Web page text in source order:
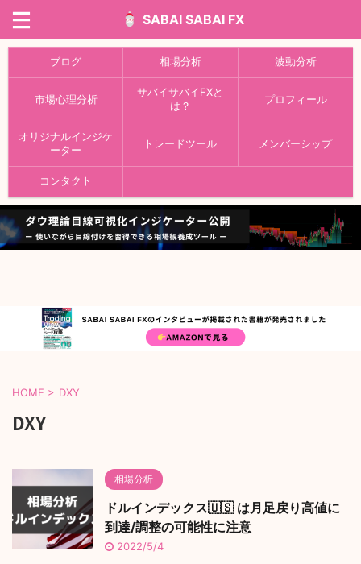
SABAI SABAI FX
ブログ 相場分析 波動分析
市場心理分析
サバイサバイFXと
は？
プロフィール
オリジナルインジケ
ーター
トレードツール メンバーシップ
コンタクト
HOME > DXY
DXY
相場分析
ドルインデックス🇺🇸 は月足戻り高値に
到達/調整の可能性に注意
2022/5/4